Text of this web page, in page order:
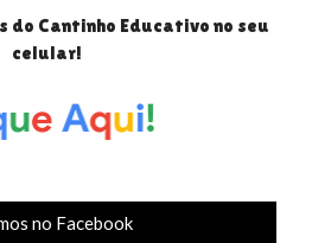
do Cantinho Educativo no seu
celular!
no Facebook